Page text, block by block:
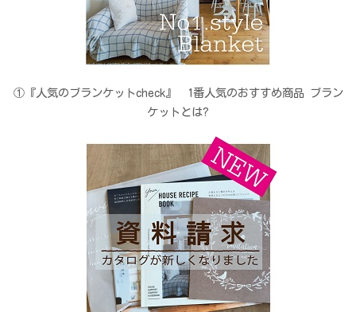
①『人気のブランケットcheck』 1番人気のおすすめ商品 ブラン
ケットとは?